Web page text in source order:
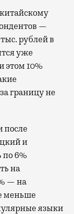
—
рублей в
уже
этом 10%
границу не
после
и
по 6%
на
— на
меньше
языки